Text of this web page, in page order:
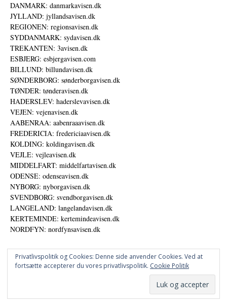
DANMARK: danmarkavisen.dk
JYLLAND: jyllandsavisen.dk
REGIONEN: regionsavisen.dk
SYDDANMARK: sydavisen.dk
TREKANTEN: 3avisen.dk
ESBJERG: esbjergavisen.com
BILLUND: billundavisen.dk
SØNDERBORG: sønderborgavisen.dk
TØNDER: tønderavisen.dk
HADERSLEV: haderslevavisen.dk
VEJEN: vejenavisen.dk
AABENRAA: aabenraaavisen.dk
FREDERICIA: fredericiaavisen.dk
KOLDING: koldingavisen.dk
VEJLE: vejleavisen.dk
MIDDELFART: middelfartavisen.dk
ODENSE: odenseavisen.dk
NYBORG: nyborgavisen.dk
SVENDBORG: svendborgavisen.dk
LANGELAND: langelandavisen.dk
KERTEMINDE: kertemindeavisen.dk
NORDFYN: nordfynsavisen.dk
© DANSKE DIGITALE MEDIER A/S - NYHEDER, ANALYSER OG PERSPEKTIVER
Privatlivspolitik og Cookies: Denne side anvender Cookies. Ved at
fortsætte accepterer du vores privatlivspolitik. Cookie Politik